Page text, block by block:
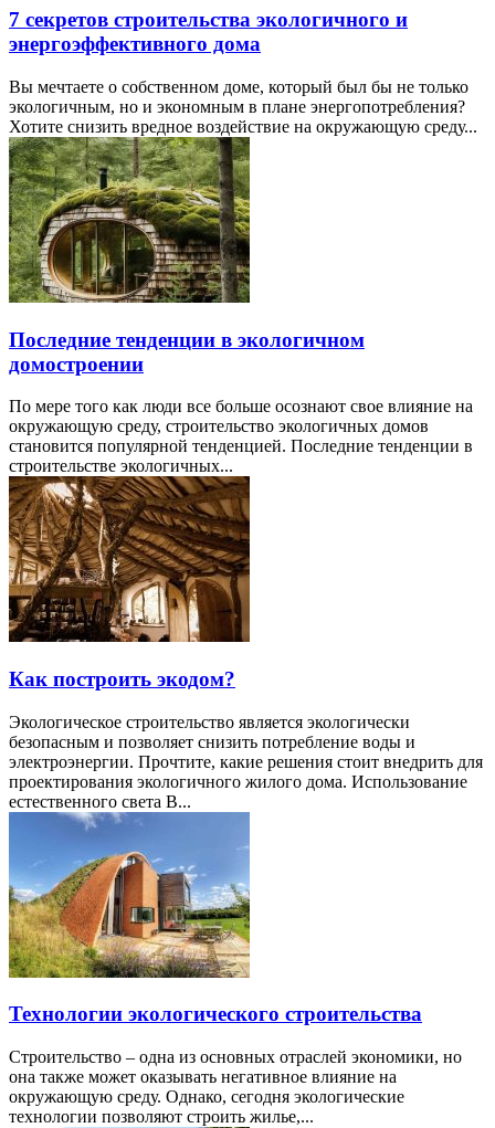
7 секретов строительства экологичного и
энергоэффективного дома
Вы мечтаете о собственном доме, который был бы не только
экологичным, но и экономным в плане энергопотребления?
Хотите снизить вредное воздействие на окружающую среду...
Последние тенденции в экологичном
домостроении
По мере того как люди все больше осознают свое влияние на
окружающую среду, строительство экологичных домов
становится популярной тенденцией. Последние тенденции в
строительстве экологичных...
Как построить экодом?
Экологическое строительство является экологически
безопасным и позволяет снизить потребление воды и
электроэнергии. Прочтите, какие решения стоит внедрить для
проектирования экологичного жилого дома. Использование
естественного света В...
Технологии экологического строительства
Строительство – одна из основных отраслей экономики, но
она также может оказывать негативное влияние на
окружающую среду. Однако, сегодня экологические
технологии позволяют строить жилье,...